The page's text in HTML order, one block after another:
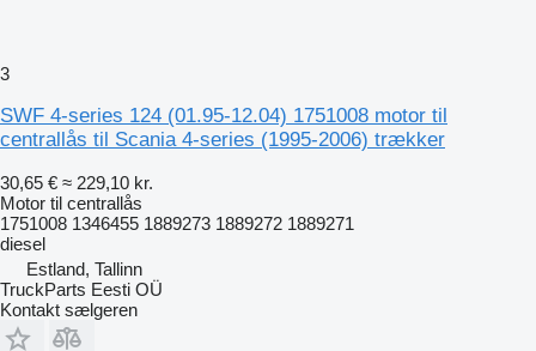
3
SWF 4-series 124 (01.95-12.04) 1751008 motor til
centrallås til Scania 4-series (1995-2006) trækker
30,65 € ≈ 229,10 kr.
Motor til centrallås
1751008 1346455 1889273 1889272 1889271
diesel
Estland, Tallinn
TruckParts Eesti OÜ
Kontakt sælgeren